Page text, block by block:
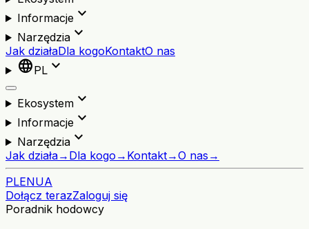
Informacjeexpand_more
Narzędziaexpand_more
Jak działaDla kogoKontaktO nas
languagePL expand_more
Ekosystemexpand_more
Informacjeexpand_more
Narzędziaexpand_more
Jak działa→ Dla kogo → Kontakt→O nas →
PLENUA
Dołącz terazZaloguj się
Poradnik hodowcy